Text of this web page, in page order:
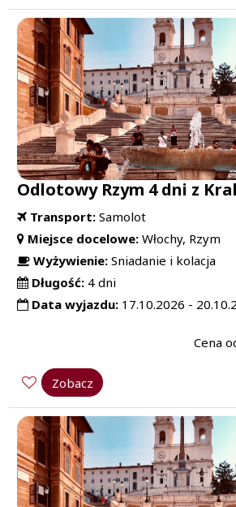
Odlotowy Rzym 4 dni z
Transport: Samolot
Miejsce docelowe: Włochy, Rzym
Wyżywienie: Sniadanie i kolacja
Długość: 4 dni
Data wyjazdu: 17.10.2026 -
Cena
Zobacz